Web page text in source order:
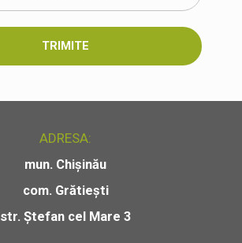
TRIMITE
ADRESA:
mun. Chișinău
com. Grătiești
str. Ștefan cel Mare 3